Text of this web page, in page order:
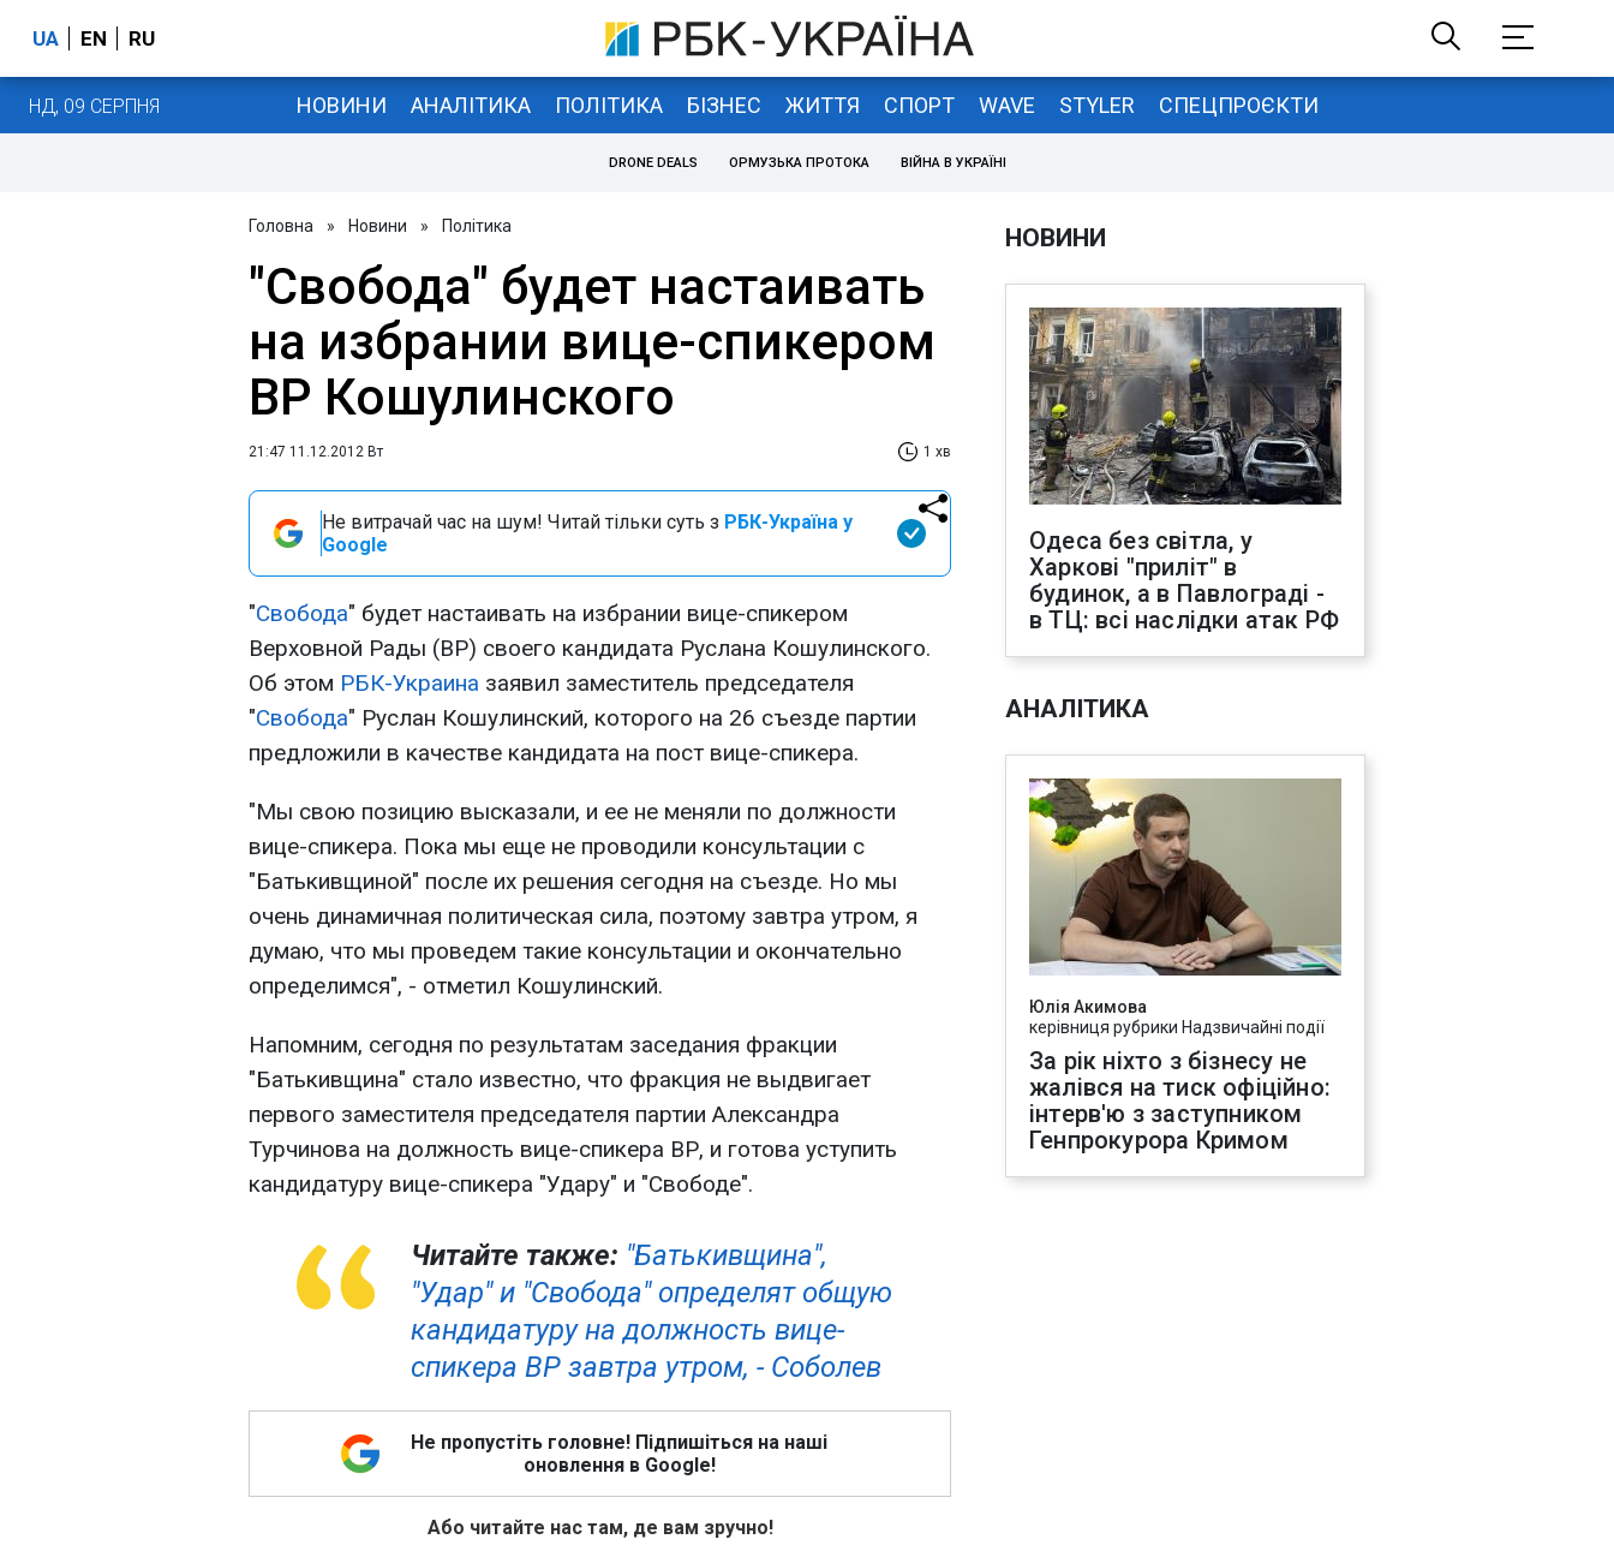
UA EN RU
НД, 09 СЕРПНЯ НОВИНИ АНАЛІТИКА ПОЛІТИКА БІЗНЕС ЖИТТЯ СПОРТ WAVE STYLER СПЕЦПРОЄКТИ
DRONE DEALS ОРМУЗЬКА ПРОТОКА ВІЙНА В УКРАЇНІ
Головна » Новини » Політика
"Свобода" будет настаивать
на избрании вице-спикером
ВР Кошулинского
21:47 11.12.2012 Вт 1 хв
Не витрачай час на шум! Читай тільки суть з РБК-Україна у
Google
"Свобода" будет настаивать на избрании вице-спикером
Верховной Рады (ВР) своего кандидата Руслана Кошулинского.
Об этом РБК-Украина заявил заместитель председателя
"Свобода" Руслан Кошулинский, которого на 26 съезде партии
предложили в качестве кандидата на пост вице-спикера.
"Мы свою позицию высказали, и ее не меняли по должности
вице-спикера. Пока мы еще не проводили консультации с
"Батькивщиной" после их решения сегодня на съезде. Но мы
очень динамичная политическая сила, поэтому завтра утром, я
думаю, что мы проведем такие консультации и окончательно
определимся", - отметил Кошулинский.
Напомним, сегодня по результатам заседания фракции
"Батькивщина" стало известно, что фракция не выдвигает
первого заместителя председателя партии Александра
Турчинова на должность вице-спикера ВР, и готова уступить
кандидатуру вице-спикера "Удару" и "Свободе".
Читайте также: "Батькивщина",
"Удар" и "Свобода" определят общую
кандидатуру на должность вице-
спикера ВР завтра утром, - Соболев
Не пропустіть головне! Підпишіться на наші
оновлення в Google!
Або читайте нас там, де вам зручно!
НОВИНИ
Одеса без світла, у
Харкові "приліт" в
будинок, а в Павлограді -
в ТЦ: всі наслідки атак РФ
АНАЛІТИКА
Юлія Акимова
керівниця рубрики Надзвичайні події
За рік ніхто з бізнесу не
жалівся на тиск офіційно:
інтерв'ю з заступником
Генпрокурора Кримом